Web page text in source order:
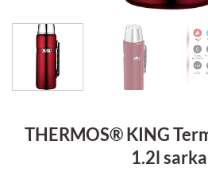
THERMOS® KING
1.2l